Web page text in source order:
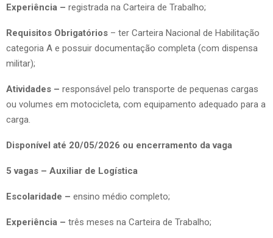
Experiência – registrada na Carteira de Trabalho;
Requisitos Obrigatórios – ter Carteira Nacional de Habilitação
categoria A e possuir documentação completa (com dispensa
militar);
Atividades – responsável pelo transporte de pequenas cargas
ou volumes em motocicleta, com equipamento adequado para a
carga.
Disponível até 20/05/2026 ou encerramento da vaga
5 vagas – Auxiliar de Logística
Escolaridade – ensino médio completo;
Experiência – três meses na Carteira de Trabalho;